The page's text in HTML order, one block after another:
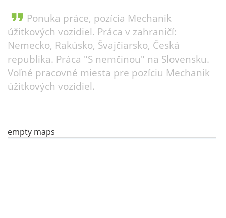
format_quote Ponuka práce, pozícia Mechanik
úžitkových vozidiel. Práca v zahraničí:
Nemecko, Rakúsko, Švajčiarsko, Česká
republika. Práca "S nemčinou" na Slovensku.
Voľné pracovné miesta pre pozíciu Mechanik
úžitkových vozidiel.
empty maps